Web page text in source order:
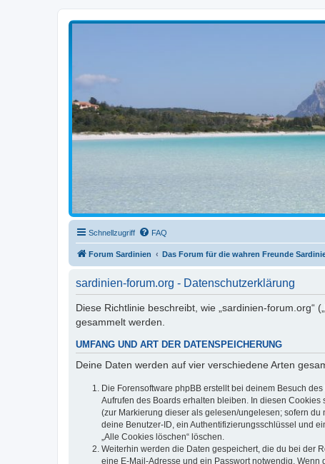
Schnellzugriff FAQ
Forum Sardinien Das Forum für die wahren Freunde
sardinien-forum.org - Datenschutzerklärung
Diese Richtlinie beschreibt, wie „sardinien-forum.org“
gesammelt werden.
UMFANG UND ART DER DATENSPEICHERUNG
Deine Daten werden auf vier verschiedene Arten
Die Forensoftware phpBB erstellt bei deinem Besuch
Aufrufen des Boards erhalten bleiben. In diesen
(zur Markierung dieser als gelesen/ungelesen; sofern
deine Benutzer-ID, ein Authentifizierungsschlüssel und
„Alle Cookies löschen“ löschen.
Weiterhin werden die Daten gespeichert, die du bei der
eine E-Mail-Adresse und ein Passwort notwendig.